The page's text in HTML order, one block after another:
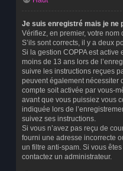
Je suis enregistré mais je ne
Vérifiez, en premier, votre nom
S’ils sont corrects, il y a deux
Si la gestion COPPA est
moins de 13 ans lors de
suivre les instructions reçues
peuvent également nécessiter
compte soit activée par vous-
avant que vous puissiez vous
indiquée lors de
suivez ses instructions.
Si vous n’avez pas reçu de
fourni une adresse incorrecte
un filtre anti-spam. Si vous
contactez un administrateur.